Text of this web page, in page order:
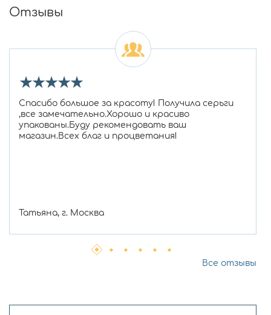
Отзывы
★★★★★
Спасибо большое за красоту! Получила серьги
,все замечательно.Хорошо и красиво
упакованы.Буду рекомендовать ваш
магазин.Всех благ и процветания!
Татьяна, г. Москва
Все отзывы